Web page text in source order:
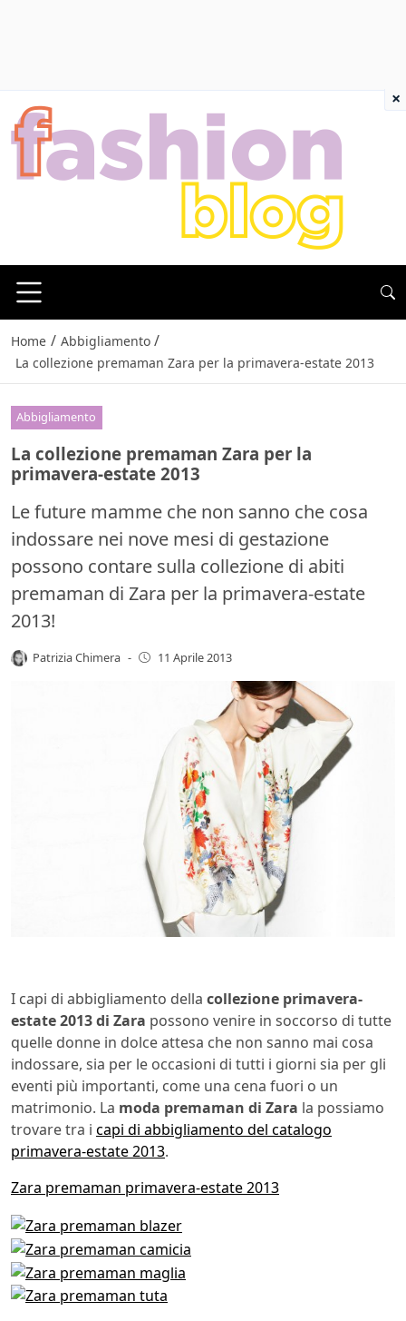
Home / Abbigliamento /
La collezione premaman Zara per la primavera-estate 2013
Abbigliamento
La collezione premaman Zara per la
primavera-estate 2013
Le future mamme che non sanno che cosa
indossare nei nove mesi di gestazione
possono contare sulla collezione di abiti
premaman di Zara per la primavera-estate
2013!
Patrizia Chimera - 11 Aprile 2013
I capi di abbigliamento della collezione primavera-
estate 2013 di Zara possono venire in soccorso di tutte
quelle donne in dolce attesa che non sanno mai cosa
indossare, sia per le occasioni di tutti i giorni sia per gli
eventi più importanti, come una cena fuori o un
matrimonio. La moda premaman di Zara la possiamo
trovare tra i capi di abbigliamento del catalogo
primavera-estate 2013.
Zara premaman primavera-estate 2013
×